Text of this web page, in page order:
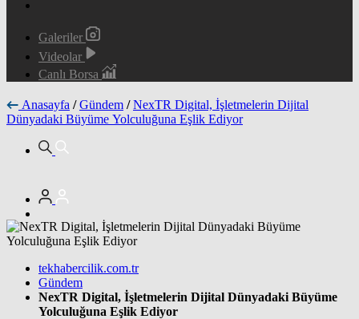
Galeriler
Videolar
Canlı Borsa
Anasayfa / Gündem / NexTR Digital, İşletmelerin Dijital
Dünyadaki Büyüme Yolculuğuna Eşlik Ediyor
tekhabercilik.com.tr
Gündem
NexTR Digital, İşletmelerin Dijital Dünyadaki Büyüme
Yolculuğuna Eşlik Ediyor